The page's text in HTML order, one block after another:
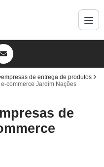
empresas de entrega de produtos
commerce Jardim Nações
de